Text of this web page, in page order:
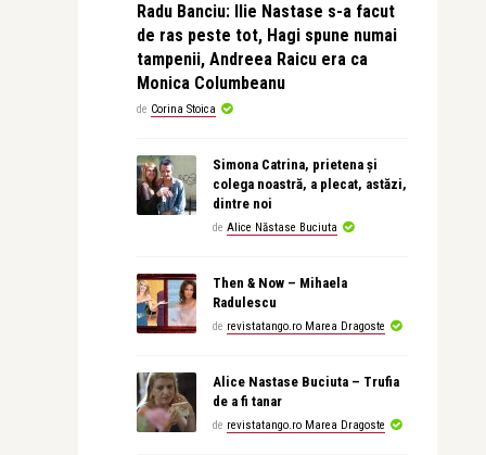
Radu Banciu: Ilie Nastase s-a facut
de ras peste tot, Hagi spune numai
tampenii, Andreea Raicu era ca
Monica Columbeanu
de Corina Stoica
Simona Catrina, prietena și
colega noastră, a plecat, astăzi,
dintre noi
de Alice Năstase Buciuta
Then & Now – Mihaela
Radulescu
de revistatango.ro Marea Dragoste
Alice Nastase Buciuta – Trufia
de a fi tanar
de revistatango.ro Marea Dragoste